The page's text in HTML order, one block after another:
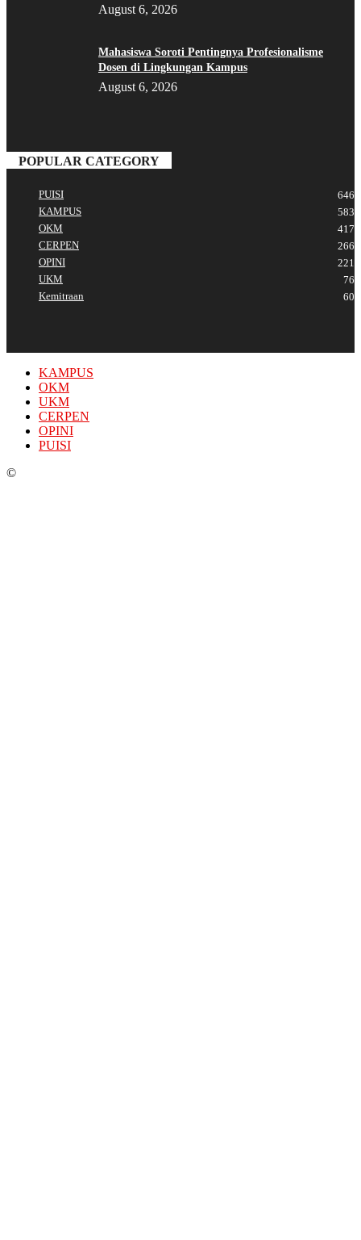
August 6, 2026
Mahasiswa Soroti Pentingnya Profesionalisme
Dosen di Lingkungan Kampus
August 6, 2026
POPULAR CATEGORY
PUISI
646
KAMPUS
583
OKM
417
CERPEN
266
OPINI
221
UKM
76
Kemitraan
60
KAMPUS
OKM
UKM
CERPEN
OPINI
PUISI
©